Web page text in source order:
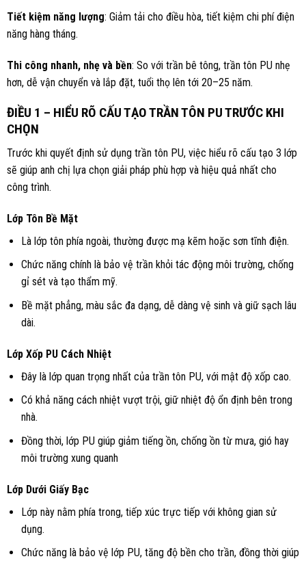
Tiết kiệm năng lượng: Giảm tải cho điều hòa, tiết kiệm chi phí điện
năng hàng tháng.
Thi công nhanh, nhẹ và bền: So với trần bê tông, trần tôn PU nhẹ
hơn, dễ vận chuyển và lắp đặt, tuổi thọ lên tới 20–25 năm.
ĐIỀU 1 – HIỂU RÕ CẤU TẠO TRẦN TÔN PU TRƯỚC KHI
CHỌN
Trước khi quyết định sử dụng trần tôn PU, việc hiểu rõ cấu tạo 3 lớp
sẽ giúp anh chị lựa chọn giải pháp phù hợp và hiệu quả nhất cho
công trình.
Lớp Tôn Bề Mặt
Là lớp tôn phía ngoài, thường được mạ kẽm hoặc sơn tĩnh điện.
Chức năng chính là bảo vệ trần khỏi tác động môi trường, chống
gỉ sét và tạo thẩm mỹ.
Bề mặt phẳng, màu sắc đa dạng, dễ dàng vệ sinh và giữ sạch lâu
dài.
Lớp Xốp PU Cách Nhiệt
Đây là lớp quan trọng nhất của trần tôn PU, với mật độ xốp cao.
Có khả năng cách nhiệt vượt trội, giữ nhiệt độ ổn định bên trong
nhà.
Đồng thời, lớp PU giúp giảm tiếng ồn, chống ồn từ mưa, gió hay
môi trường xung quanh
Lớp Dưới Giấy Bạc
Lớp này nằm phía trong, tiếp xúc trực tiếp với không gian sử
dụng.
Chức năng là bảo vệ lớp PU, tăng độ bền cho trần, đồng thời giúp